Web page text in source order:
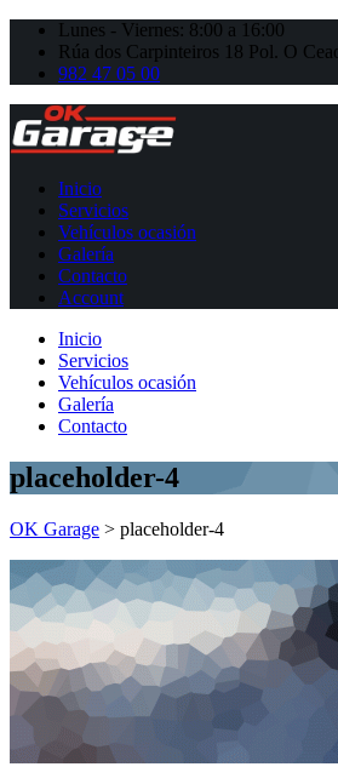
Lunes - Viernes: 8:00 a 16:00
Rúa dos Carpinteiros 18 Pol. O
982 47 05 00
Inicio
Servicios
Vehículos ocasión
Galería
Contacto
Account
Inicio
Servicios
Vehículos ocasión
Galería
Contacto
placeholder-4
OK Garage > placeholder-4